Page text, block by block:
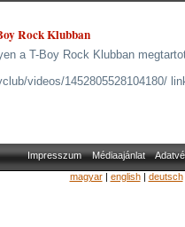
Rock Klubban
a T-Boy Rock Klubban
videos/1452805528104180/
Impresszum Médiaajánlat
magyar| english| deutsch